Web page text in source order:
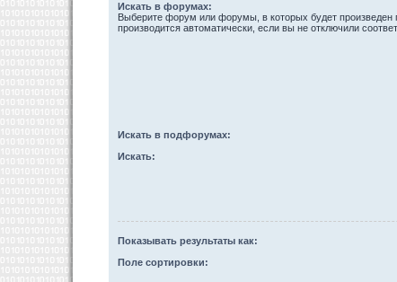
Искать в форумах:
Выберите форум или форумы, в которых будет произведен
производится автоматически, если вы не отключили
Искать в подфорумах:
Искать:
Показывать результаты как:
Поле сортировки: